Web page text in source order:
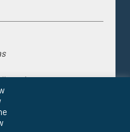
gmin
gminy